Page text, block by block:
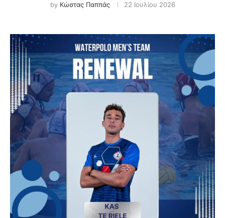
by Κώστας Παππάς 22 Ιουλίου 2026